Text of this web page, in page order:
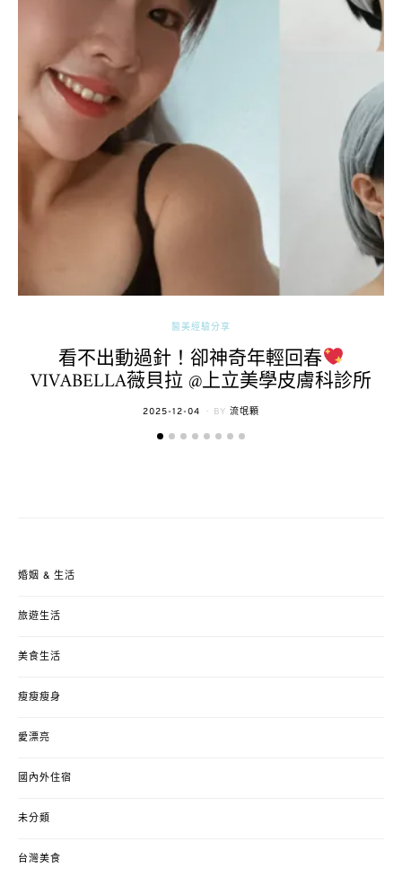
醫美經驗分享
看不出動過針！卻神奇年輕回春
VIVABELLA薇貝拉 @上立美學皮膚科診所
POSTED
2025-12-04 BY 流氓顆
婚姻 & 生活
旅遊生活
美食生活
瘦瘦瘦身
愛漂亮
國內外住宿
未分類
台灣美食